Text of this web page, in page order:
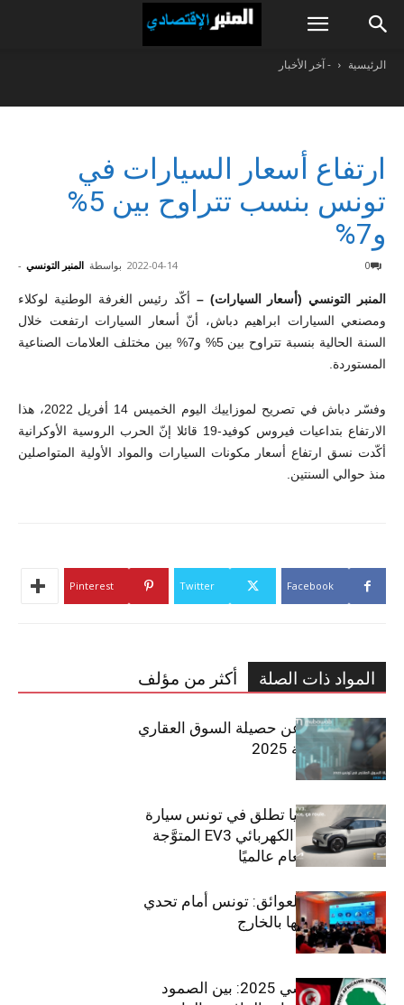
الرئيسية - آخر الأخبار
ارتفاع أسعار السيارات في
تونس بنسب تتراوح بين 5%
و7%
بواسطة المنبر التونسي - 2022-04-14 0
المنبر التونسي (أسعار السيارات) – أكّد رئيس الغرفة الوطنية لوكلاء
ومصنعي السيارات ابراهيم دباش، أنّ أسعار السيارات ارتفعت خلال
السنة الحالية بنسبة تتراوح بين 5% و7% بين مختلف العلامات الصناعية
المستوردة.
وفسّر دباش في تصريح لموزاييك اليوم الخميس 14 أفريل 2022، هذا
الارتفاع بتداعيات فيروس كوفيد-19 قائلا إنّ الحرب الروسية الأوكرانية
أكّدت نسق ارتفاع أسعار مكونات السيارات والمواد الأولية المتواصلين
منذ حوالي السنتين.
Facebook
Twitter
Pinterest
المواد ذات الصلة أكثر من مؤلف
مبوب تكشف عن حصيلة السوق العقاري
في تونس لسنة 2025
سيتي كارز – كيا تطلق في تونس سيارة
الـدفع الرباعي الكهربائي EV3 المتوَّجة
بلقب سيارة العام عالميًا
بين الطموح والعوائق: تونس أمام تحدي
استعادة كفاءاتها بالخارج
الاقتصاد التونسي 2025: بين الصمود